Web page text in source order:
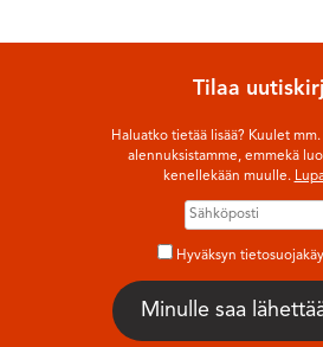
Tilaa
Haluatko tietää lisää? Kuulet
alennuksistamme, emmekä
kenellekään muulle.
Hyväksyn